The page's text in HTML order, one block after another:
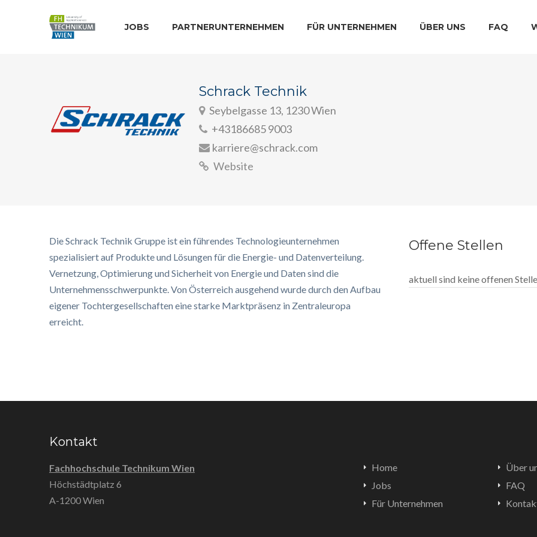
JOBS PARTNERUNTERNEHMEN FÜR UNTERNEHMEN ÜBER UNS FAQ
Schrack Technik
Seybelgasse 13, 1230 Wien
+43186685 9003
karriere@schrack.com
Website
Die Schrack Technik Gruppe ist ein führendes Technologieunternehmen
spezialisiert auf Produkte und Lösungen für die Energie- und Datenverteilung.
Vernetzung, Optimierung und Sicherheit von Energie und Daten sind die
Unternehmensschwerpunkte. Von Österreich ausgehend wurde durch den Aufbau
eigener Tochtergesellschaften eine starke Marktpräsenz in Zentraleuropa
erreicht.
Offene Stellen
aktuell sind keine offenen
Kontakt
Fachhochschule Technikum Wien
Höchstädtplatz 6
A-1200 Wien
Home
Jobs
Für Unternehmen
Über
FAQ